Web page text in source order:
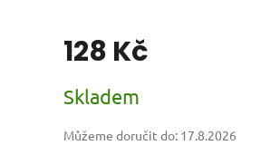
128 Kč
cena:
Skladem
Můžeme doručit do: 17.8.2026